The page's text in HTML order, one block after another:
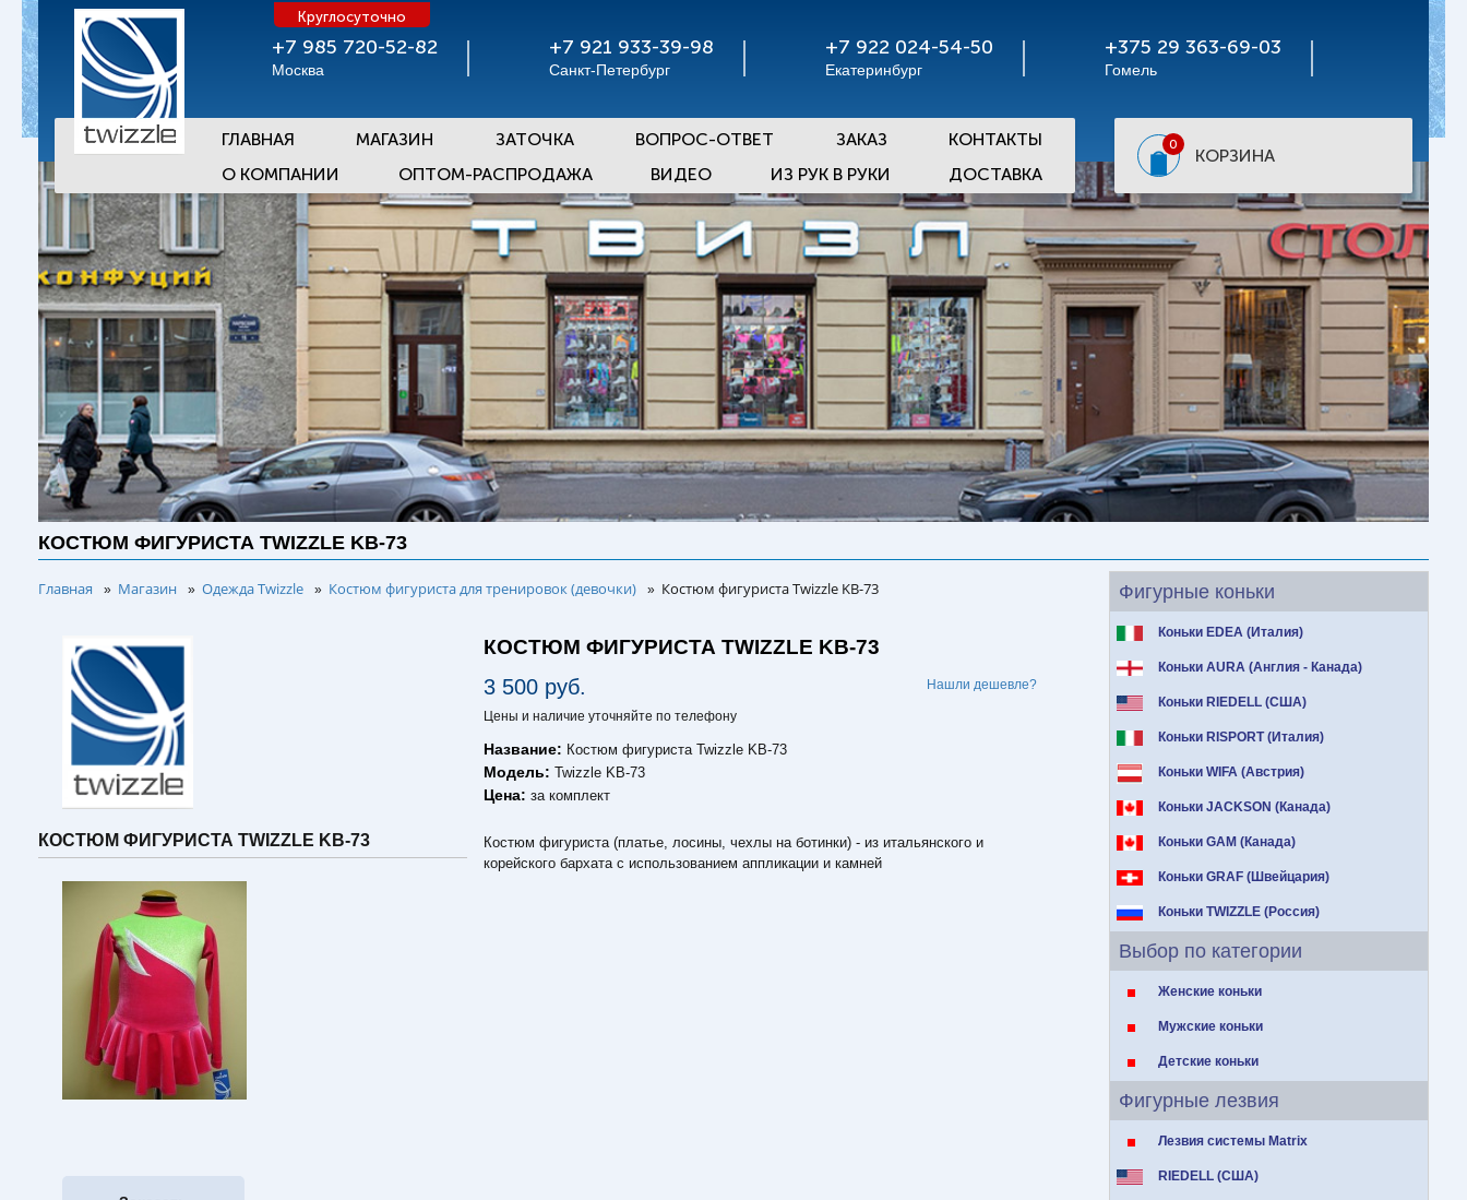
+7 985 720-52-82
Москва
Круглосуточно
+7 921 933-39-98
Санкт-Петербург
+7 922 024-54-50
Екатеринбург
+375 29 363-69-03
Гомель
ГЛАВНАЯ МАГАЗИН ЗАТОЧКА ВОПРОС-ОТВЕТ ЗАКАЗ
КОНТАКТЫ
О КОМПАНИИ
ОПТОМ-РАСПРОДАЖА ВИДЕО ИЗ РУК В РУКИ ДОСТАВКА
0
КОРЗИНА
КОСТЮМ ФИГУРИСТА TWIZZLE KB-73
Фигурные коньки
Коньки EDEA (Италия)
Коньки AURA (Англия - Канада)
Коньки RIEDELL (США)
Коньки RISPORT (Италия)
Коньки WIFA (Австрия)
Коньки JACKSON (Канада)
Коньки GAM (Канада)
Коньки GRAF (Швейцария)
Коньки TWIZZLE (Россия)
Выбор по категории
Женские коньки
Мужские коньки
Детские коньки
Фигурные лезвия
Лезвия системы Matrix
RIEDELL (США)
Главная » Магазин » Одежда Twizzle » Костюм фигуриста для тренировок (девочки) » Костюм фигуриста Twizzle KB-73
КОСТЮМ ФИГУРИСТА TWIZZLE KB-73
КОСТЮМ ФИГУРИСТА TWIZZLE KB-73
3 500 руб. Нашли дешевле?
Цены и наличие уточняйте по телефону
Название: Костюм фигуриста Twizzle KB-73
Модель:Twizzle KB-73
Цена:за комплект
Костюм фигуриста (платье, лосины, чехлы на ботинки) - из итальянского и
корейского бархата с использованием аппликации и камней